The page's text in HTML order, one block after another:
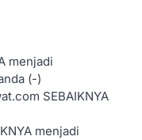
menjadi
(-)
SEBAIKNYA
menjadi